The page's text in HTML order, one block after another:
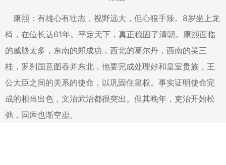
康熙：有雄心有壮志，视野远大，但心狠手辣。8岁坐上龙
椅，在位长达61年。平定天下，真正稳固了清朝。康熙面临
的威胁太多，东南的郑成功，西北的葛尔丹，西南的吴三
桂，罗刹国意图吞并东北，他要完成处理好和皇室贵族，王
公大臣之间的关系的使命，以巩固住皇权。事实证明使命完
成的相当出色，文治武治都很突出。但其晚年，吏治开始松
弛，国库也渐空虚。